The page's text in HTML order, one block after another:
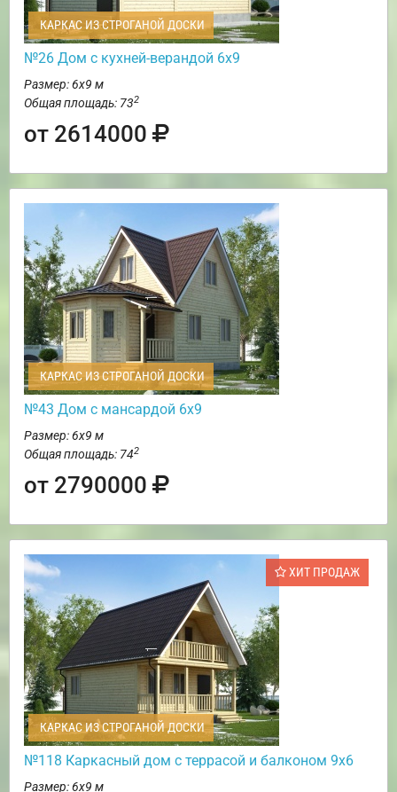
КАРКАС ИЗ СТРОГАНОЙ ДОСКИ
№26 Дом с кухней-верандой 6х9
Размер: 6х9 м
Общая площадь: 732
от 2614000
КАРКАС ИЗ СТРОГАНОЙ ДОСКИ
№43 Дом с мансардой 6х9
Размер: 6х9 м
Общая площадь: 742
от 2790000
ХИТ ПРОДАЖ
КАРКАС ИЗ СТРОГАНОЙ ДОСКИ
№118 Каркасный дом с террасой и балконом 9х6
Размер: 6х9 м